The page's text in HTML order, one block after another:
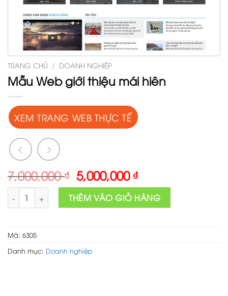
TRANG CHỦ / DOANH NGHIỆP
Mẫu Web giới thiệu mái hiên
XEM TRANG WEB THỰC TẾ
7,000,000₫ Original
price
was:
7,000,000 ₫.
5,000,000₫Current
price
is:
5,000,000 ₫.
Mẫu Web giới thiệu mái hiên số lượng
THÊM VÀO GIỎ HÀNG
Mã: 6305
Danh mục: Doanh nghiệp